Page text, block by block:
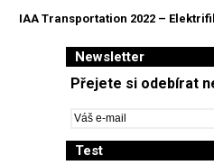
IAA Transportation 2022 –
Newsletter
Přejete si odebírat
Test